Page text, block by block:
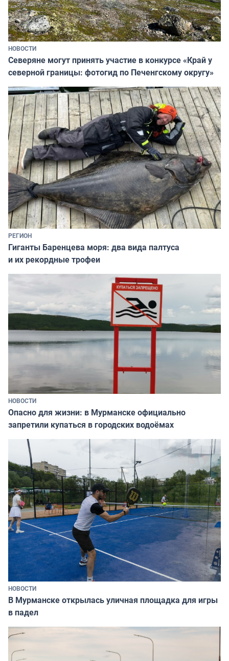
НОВОСТИ
Северяне могут принять участие в конкурсе «Край у
северной границы: фотогид по Печенгскому округу»
РЕГИОН
Гиганты Баренцева моря: два вида палтуса
и их рекордные трофеи
НОВОСТИ
Опасно для жизни: в Мурманске официально
запретили купаться в городских водоёмах
НОВОСТИ
В Мурманске открылась уличная площадка для игры
в падел